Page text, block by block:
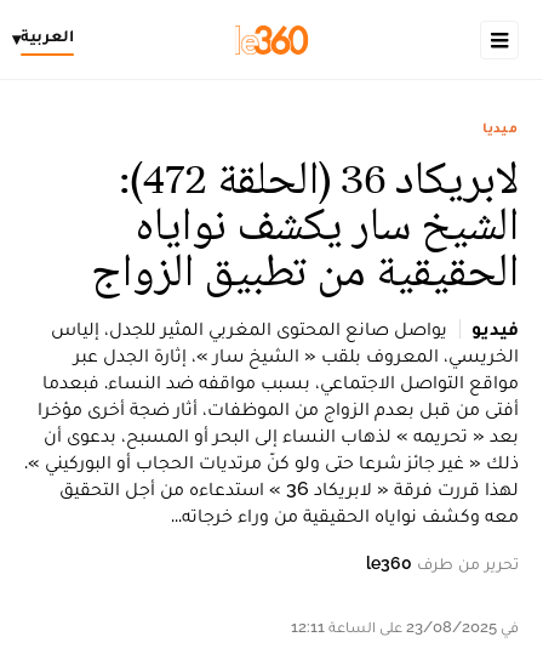
العربية▾
ميديا
لابريكاد 36 (الحلقة 472):
الشيخ سار يكشف نواياه
الحقيقية من تطبيق الزواج
فيديو
يواصل صانع المحتوى المغربي المثير للجدل، إلياس
الخريسي، المعروف بلقب « الشيخ سار »، إثارة الجدل عبر
مواقع التواصل الاجتماعي، بسبب مواقفه ضد النساء. فبعدما
أفتى من قبل بعدم الزواج من الموظفات، أثار ضجة أخرى مؤخرا
بعد « تحريمه » لذهاب النساء إلى البحر أو المسبح، بدعوى أن
ذلك « غير جائز شرعا حتى ولو كنّ مرتديات الحجاب أو البوركيني ».
لهذا قررت فرقة « لابريكاد 36 » استدعاءه من أجل التحقيق
معه وكشف نواياه الحقيقية من وراء خرجاته...
تحرير من طرف le360
في 23/08/2025 على الساعة 12:11